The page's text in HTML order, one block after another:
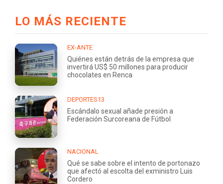
LO MÁS RECIENTE
EX-ANTE
Quiénes están detrás de la empresa que
invertirá US$ 50 millones para producir
chocolates en Renca
DEPORTES13
Escándalo sexual añade presión a
Federación Surcoreana de Fútbol
NACIONAL
Qué se sabe sobre el intento de portonazo
que afectó al escolta del exministro Luis
Cordero